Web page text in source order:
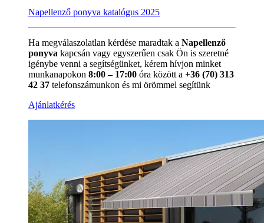
Napellenző ponyva katalógus 2025
Ha megválaszolatlan kérdése maradtak a Napellenző
ponyva kapcsán vagy egyszerűen csak Ön is szeretné
igénybe venni a segítségünket, kérem hívjon minket
munkanapokon 8:00 – 17:00 óra között a +36 (70) 313
42 37 telefonszámunkon és mi örömmel segítünk
Ajánlatkérés